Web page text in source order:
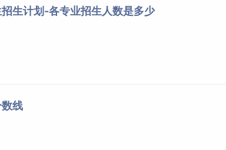
，须符合下列条件：
员可以报考）。
生计划-各专业招生人数是多少
线